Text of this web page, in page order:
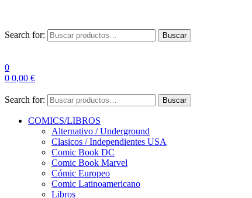
Search for: Buscar
0
0 0,00 €
Search for: Buscar
COMICS/LIBROS
Alternativo / Underground
Clasicos / Independientes USA
Comic Book DC
Comic Book Marvel
Cómic Europeo
Comic Latinoamericano
Libros